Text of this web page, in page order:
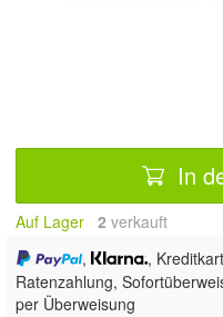
In
Auf Lager 2 verkauft
,
,
Ratenzahlung,
per Überweisung